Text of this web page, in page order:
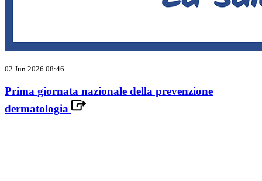
02 Jun 2026 08:46
Prima giornata nazionale della prevenzione
dermatologia